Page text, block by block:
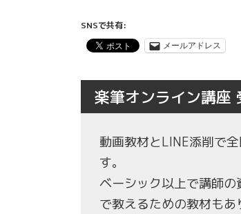
SNSで共有:
メールアドレス
楽筆オンライン講座
動画教材とLINE添削で
す。
ベーシック以上で講師
で教えるための教材も